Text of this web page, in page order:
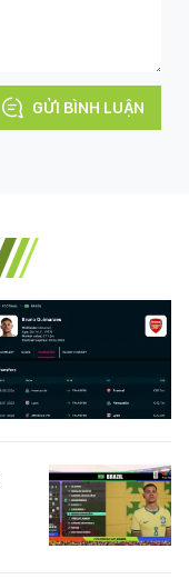
GỬI BÌNH LUẬN